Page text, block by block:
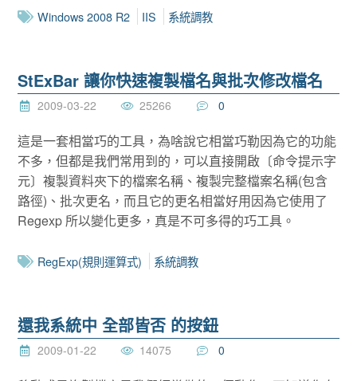
Windows 2008 R2 IIS 系統調教
StExBar 讓你快速複製檔名與批次修改檔名
2009-03-22 25266 0
這是一套相當巧的工具，為啥說它相當巧勒因為它的功能
不多，但都是我們常用到的，可以直接開啟〔命令提示字
元〕複製資料夾下的檔案名稱、複製完整檔案名稱(包含
路徑)、批次更名，而且它的更名相當好用因為它使用了
Regexp 所以變化更多，真是不可多得的巧工具。
RegExp(規則運算式) 系統調教
還我系統中 全部皆否 的按鈕
2009-01-22 14075 0